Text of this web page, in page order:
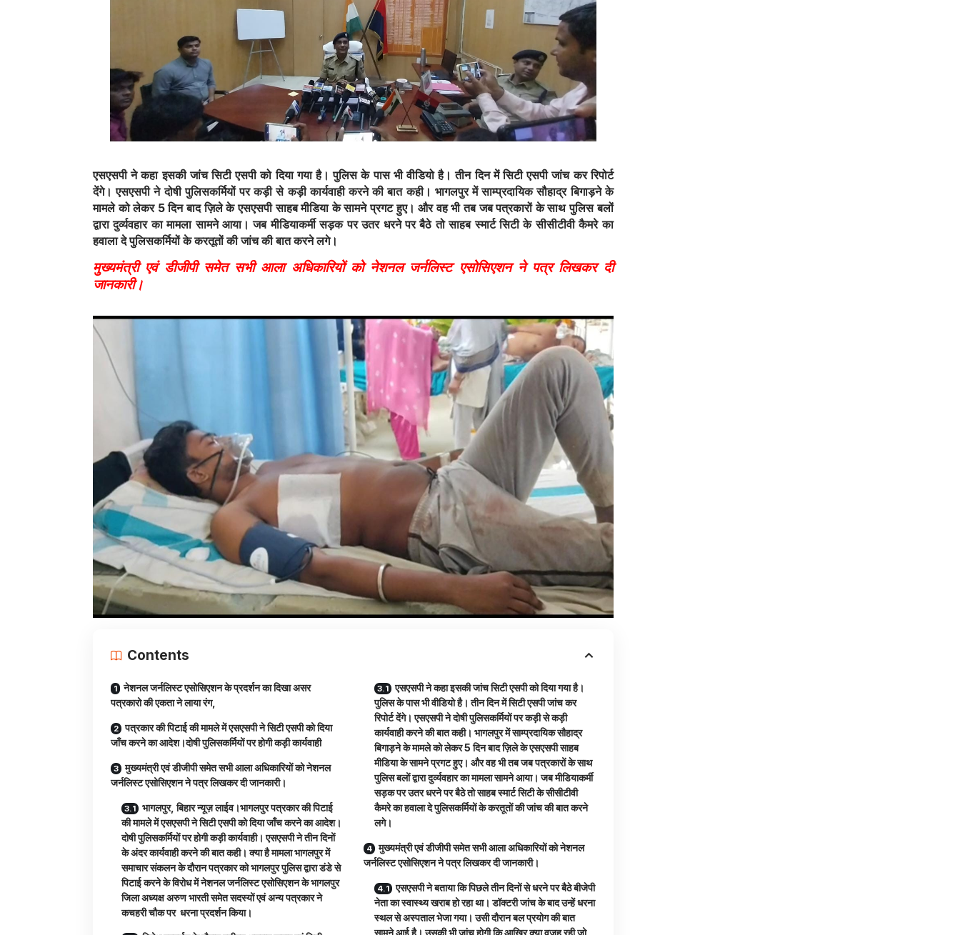
एसएसपी ने कहा इसकी जांच सिटी एसपी को दिया गया है। पुलिस के पास भी वीडियो है। तीन दिन में सिटी एसपी जांच कर रिपोर्ट
देंगे। एसएसपी ने दोषी पुलिसकर्मियों पर कड़ी से कड़ी कार्यवाही करने की बात कही। भागलपुर में साम्प्रदायिक सौहाद्र बिगाड़ने के
मामले को लेकर 5 दिन बाद ज़िले के एसएसपी साहब मीडिया के सामने प्रगट हुए। और वह भी तब जब पत्रकारों के साथ पुलिस बलों
द्वारा दुर्व्यवहार का मामला सामने आया। जब मीडियाकर्मी सड़क पर उतर धरने पर बैठे तो साहब स्मार्ट सिटी के सीसीटीवी कैमरे का
हवाला दे पुलिसकर्मियों के करतूतों की जांच की बात करने लगे।
मुख्यमंत्री एवं डीजीपी समेत सभी आला अधिकारियों को नेशनल जर्नलिस्ट एसोसिएशन ने पत्र लिखकर दी
जानकारी।
Contents
नेशनल जर्नलिस्ट एसोसिएशन के प्रदर्शन का दिखा असर
पत्रकारो की एकता ने लाया रंग,
पत्रकार की पिटाई की मामले में एसएसपी ने सिटी एसपी को दिया
जाँच करने का आदेश।दोषी पुलिसकर्मियों पर होगी कड़ी कार्यवाही
मुख्यमंत्री एवं डीजीपी समेत सभी आला अधिकारियों को नेशनल
जर्नलिस्ट एसोसिएशन ने पत्र लिखकर दी जानकारी।
भागलपुर, बिहार न्यूज़ लाईव।भागलपुर पत्रकार की पिटाई
की मामले में एसएसपी ने सिटी एसपी को दिया जाँच करने का आदेश।
दोषी पुलिसकर्मियों पर होगी कड़ी कार्यवाही। एसएसपी ने तीन दिनों
के अंदर कार्यवाही करने की बात कही। क्या है मामला भागलपुर में
समाचार संकलन के दौरान पत्रकार को भागलपुर पुलिस द्वारा डंडे से
पिटाई करने के विरोध में नेशनल जर्नलिस्ट एसोसिएशन के भागलपुर
जिला अध्यक्ष अरुण भारती समेत सदस्यों एवं अन्य पत्रकार ने
कचहरी चौक पर धरना प्रदर्शन किया।
एसएसपी ने कहा इसकी जांच सिटी एसपी को दिया गया है।
पुलिस के पास भी वीडियो है। तीन दिन में सिटी एसपी जांच कर
रिपोर्ट देंगे। एसएसपी ने दोषी पुलिसकर्मियों पर कड़ी से कड़ी
कार्यवाही करने की बात कही। भागलपुर में साम्प्रदायिक सौहाद्र
बिगाड़ने के मामले को लेकर 5 दिन बाद ज़िले के एसएसपी साहब
मीडिया के सामने प्रगट हुए। और वह भी तब जब पत्रकारों के साथ
पुलिस बलों द्वारा दुर्व्यवहार का मामला सामने आया। जब मीडियाकर्मी
सड़क पर उतर धरने पर बैठे तो साहब स्मार्ट सिटी के सीसीटीवी
कैमरे का हवाला दे पुलिसकर्मियों के करतूतों की जांच की बात करने
लगे।
मुख्यमंत्री एवं डीजीपी समेत सभी आला अधिकारियों को नेशनल
जर्नलिस्ट एसोसिएशन ने पत्र लिखकर दी जानकारी।
एसएसपी ने बताया कि पिछले तीन दिनों से धरने पर बैठे बीजेपी
नेता का स्वास्थ्य खराब हो रहा था। डॉक्टरी जांच के बाद उन्हें धरना
स्थल से अस्पताल भेजा गया। उसी दौरान बल प्रयोग की बात